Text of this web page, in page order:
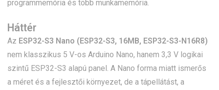
programmemória és több munkamemória.
Háttér
Az ESP32-S3 Nano (ESP32-S3, 16MB, ESP32-S3-N16R8)
nem klasszikus 5 V-os Arduino Nano, hanem 3,3 V logikai
szintű ESP32-S3 alapú panel. A Nano forma miatt ismerős
a méret és a fejlesztői környezet, de a tápellátást, a